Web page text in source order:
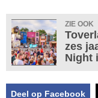
ZIE OOK
zes
Night
Deel op Facebook